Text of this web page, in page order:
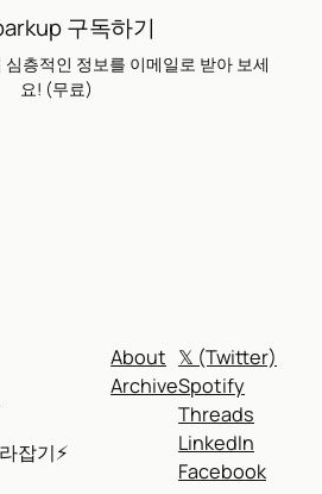
구독하기
층적인 정보를 이메일로 받아 보세
요! (무료)
잡기⚡
About
Archive
𝕏 (Twitter)
Spotify
Threads
LinkedIn
Facebook